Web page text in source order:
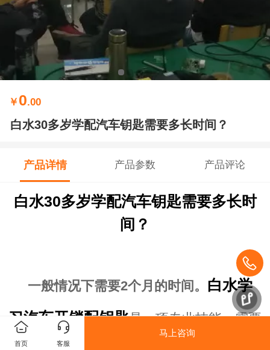
￥ 0.00
白水30多岁学配汽车钥匙需要多长时间？
产品详情 产品参数 产品评论
白水30多岁学配汽车钥匙需要多长时
间？
一般情况下需要2个月的时间。 白水学
习汽车开锁配钥匙是一项专业技能，需要
首页 客服
马上咨询